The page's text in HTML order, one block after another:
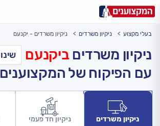
עירעיר: תל אביב, חיפה…
בעלי מקצוע ניקיון משרדים ניקיון משרדים - יקנעם
ניקיון משרדים ביקנעם
עם הפיקוח של המקצוענים
ניקיון משרדים ניקיון חד פעמי